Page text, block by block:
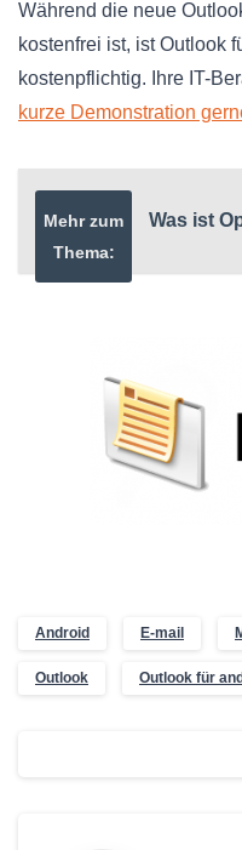
Während die neue
kostenfrei ist, ist Outlook
kostenpflichtig. Ihre IT-
kurze Demonstration
Mehr zum
Thema:
Was ist
Android E-mail
Outlook Outlook für